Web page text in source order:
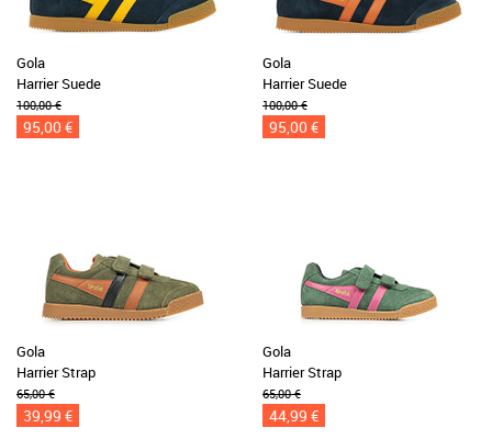
Gola
Harrier Suede
100,00 €
95,00 €
Gola
Harrier Suede
100,00 €
95,00 €
Gola
Harrier Strap
65,00 €
39,99 €
Gola
Harrier Strap
65,00 €
44,99 €